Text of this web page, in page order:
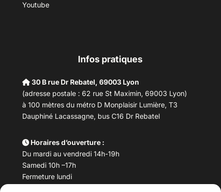
Youtube
Infos pratiques
30 B rue Dr Rebatel, 69003 Lyon
(adresse postale : 62 rue St Maximin, 69003 Lyon)
à 100 mètres du métro D Monplaisir Lumière, T3
Dauphiné Lacassagne, bus C16 Dr Rebatel
Horaires d’ouverture :
Du mardi au vendredi 14h-19h
Samedi 10h –17h
Fermeture lundi